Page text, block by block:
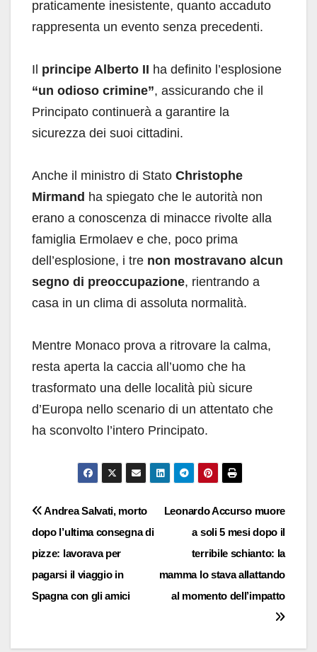
praticamente inesistente, quanto accaduto
rappresenta un evento senza precedenti.
Il principe Alberto II ha definito l’esplosione
“un odioso crimine”, assicurando che il
Principato continuerà a garantire la
sicurezza dei suoi cittadini.
Anche il ministro di Stato Christophe
Mirmand ha spiegato che le autorità non
erano a conoscenza di minacce rivolte alla
famiglia Ermolaev e che, poco prima
dell’esplosione, i tre non mostravano alcun
segno di preoccupazione, rientrando a
casa in un clima di assoluta normalità.
Mentre Monaco prova a ritrovare la calma,
resta aperta la caccia all’uomo che ha
trasformato una delle località più sicure
d’Europa nello scenario di un attentato che
ha sconvolto l’intero Principato.
Navigazione
articoli
Leonardo Accurso muore
a soli 5 mesi dopo il
terribile schianto: la
mamma lo stava allattando
al momento dell’impatto
Andrea Salvati, morto
dopo l’ultima consegna di
pizze: lavorava per
pagarsi il viaggio in
Spagna con gli amici